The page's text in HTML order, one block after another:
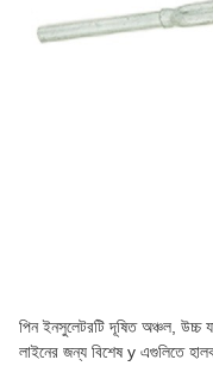
পিন ইনসুলেটরটি দূষিত অঞ্চল, উচ্চ
লাইনের জন্য বিশেষ y এগুলিতে